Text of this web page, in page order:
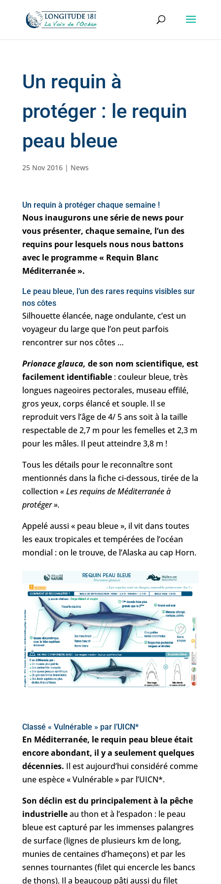
Un requin à
protéger : le requin
peau bleue
25 Nov 2016| News
Un requin à protéger chaque semaine !
Nous inaugurons une série de news pour
vous présenter, chaque semaine, l’un des
requins pour lesquels nous nous battons
avec le programme « Requin Blanc
Méditerranée ».
Le peau bleue, l’un des rares requins visibles sur
nos côtes
Silhouette élancée, nage ondulante, c’est un
voyageur du large que l’on peut parfois
rencontrer sur nos côtes …
Prionace glauca, de son nom scientifique, est
facilement identifiable: couleur bleue, très
longues nageoires pectorales, museau effilé,
gros yeux, corps élancé et souple. Il se
reproduit vers l’âge de 4/ 5 ans soit à la taille
respectable de 2,7 m pour les femelles et 2,3 m
pour les mâles. Il peut atteindre 3,8 m !
Tous les détails pour le reconnaître sont
mentionnés dans la fiche ci-dessous, tirée de la
collection « Les requins de Méditerranée à
protéger ».
Appelé aussi « peau bleue », il vit dans toutes
les eaux tropicales et tempérées de l’océan
mondial : on le trouve, de l’Alaska au cap Horn.
Classé « Vulnérable » par l’UICN*
En Méditerranée, le requin peau bleue était
encore abondant, il y a seulement quelques
décennies. Il est aujourd’hui considéré comme
une espèce « Vulnérable » par l’UICN*.
Son déclin est du principalement à la pêche
industrielleau thon et à l’espadon : le peau
bleue est capturé par les immenses palangres
de surface (lignes de plusieurs km de long,
munies de centaines d’hameçons) et par les
sennes tournantes (filet qui encercle les bancs
de thons). Il a beaucoup pâti aussi du filet